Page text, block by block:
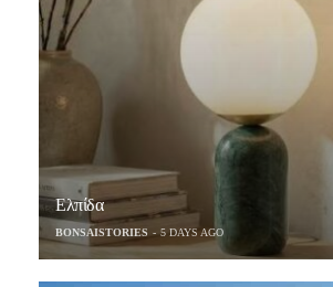
Ελπίδα
BONSAISTORIES 5 DAYS AGO